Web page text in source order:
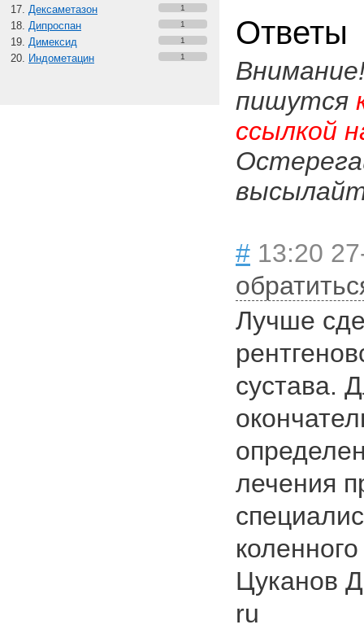
Дексаметазон 1
Дипроспан 1
Димексид 1
Индометацин 1
Ответы
пишутся
ссылкой
# 13:20
Лучше
сустава.
лечения
Цуканов
ru